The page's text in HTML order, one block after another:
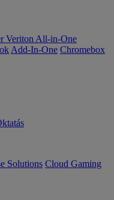
Veriton All-in-One
Add-In-One Chromebox
Solutions Cloud Gaming